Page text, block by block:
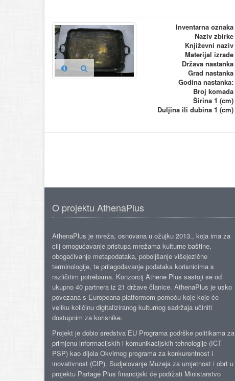
Inventarna oznaka
Naziv zbirke
Književni naziv
Materijal izrade
Država nastanka
Grad nastanka
Godina nastanka:
Broj komada
Širina 1 (cm)
Duljina ili dubina 1 (cm)
O projektu AthenaPlus
AthenaPlus je mreža, osnovana u ožujku 2013., koja ima za
cilj omogućavanje pristupa mrežama kulturne baštine,
obogaćivanje metapodataka, poboljšanje višejezične
terminologije, te prilagođavanje podataka korisnicima s
različitim potrebama. Konzorcij Athene Plus sastoji se od
ukupno 40 partnera iz 21 države članice. AthenaPlus je usko
povezana s Europeana platformom pomoću koje koje će
veliku količinu digitaliziranog kulturnog sadržaja učiniti
dostupnim za korisnike.
Projekt je dobio sredstva EU Programa podrške politikama za
primjenu informacijskih i komunikacijskih tehnologije (ICT
PSP) kao dijela Okvirnog programa za konkurentnost i
inovativnost (CIP). Sudjelovanje Muzeja za umjetnost i obrt u
projektu Partage Plus financijski će podržati Ministarstvo